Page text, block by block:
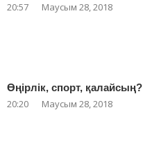
20:57 Маусым 28, 2018
Өңірлік, спорт, қалайсың?
20:20 Маусым 28, 2018